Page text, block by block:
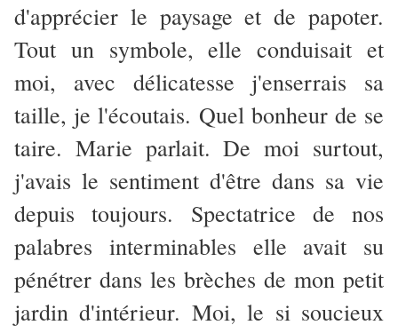
d'apprécier le paysage et de papoter.
Tout un symbole, elle conduisait et
moi, avec délicatesse j'enserrais sa
taille, je l'écoutais. Quel bonheur de se
taire. Marie parlait. De moi surtout,
j'avais le sentiment d'être dans sa vie
depuis toujours. Spectatrice de nos
palabres interminables elle avait su
pénétrer dans les brèches de mon petit
jardin d'intérieur. Moi, le si soucieux